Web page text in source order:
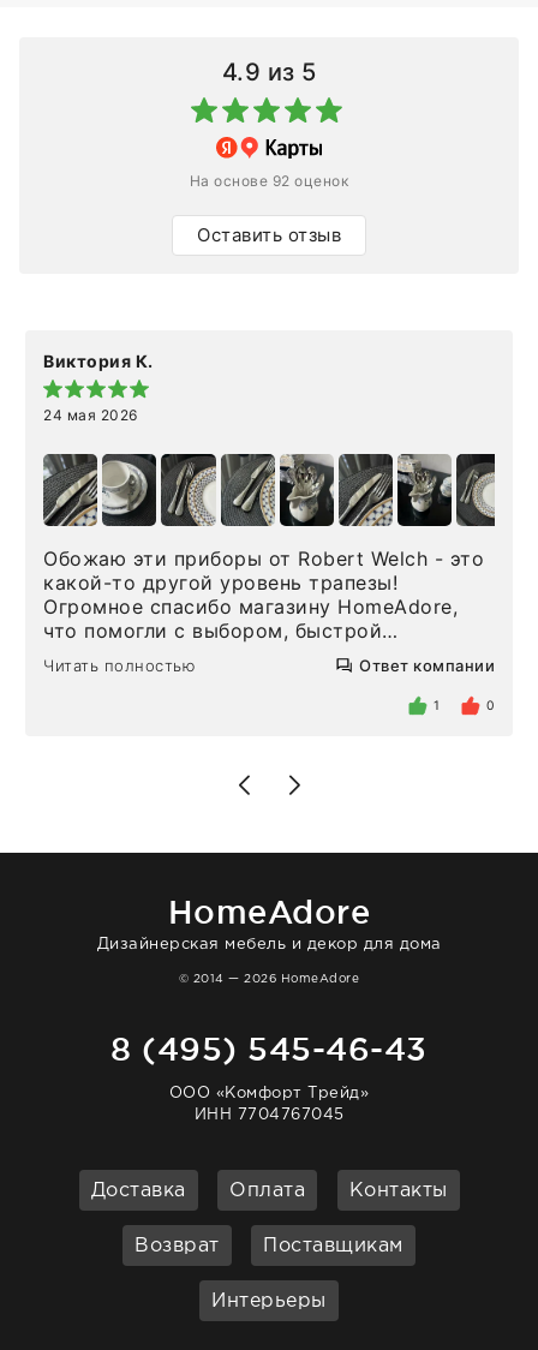
4.9 из 5
На основе 92 оценок
Оставить отзыв
Виктория К.
24 мая 2026
Обожаю эти приборы от Robert Welch - это
какой-то другой уровень трапезы!
Огромное спасибо магазину HomeAdore,
что помогли с выбором, быстрой
доставкой и высоким сервисом. Один раз
была здесь лично, забирала чайные ложки,
внутри очень много антикварной посуды,
Позже заказывала остальные приборы -
доставили сдэком на следующий день к
отвечает очень быстро. Взаимодействием
Читать полностью Ответ компании
1 0
HomeAdore
Дизайнерская мебель и декор для дома
© 2014 — 2026 HomeAdore
8 (495) 545-46-43
ООО «Комфорт Трейд»
ИНН 7704767045
Доставка Оплата Контакты
Возврат Поставщикам
Интерьеры